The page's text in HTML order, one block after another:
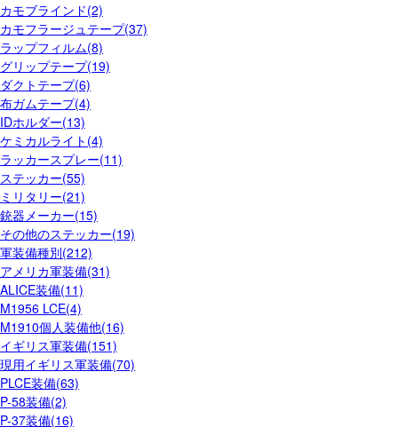
カモブラインド(2)
カモフラージュテープ(37)
ラップフィルム(8)
グリップテープ(19)
ダクトテープ(6)
布ガムテープ(4)
IDホルダー(13)
ケミカルライト(4)
ラッカースプレー(11)
ステッカー(55)
ミリタリー(21)
銃器メーカー(15)
その他のステッカー(19)
軍装備種別(212)
アメリカ軍装備(31)
ALICE装備(11)
M1956 LCE(4)
M1910個人装備他(16)
イギリス軍装備(151)
現用イギリス軍装備(70)
PLCE装備(63)
P-58装備(2)
P-37装備(16)